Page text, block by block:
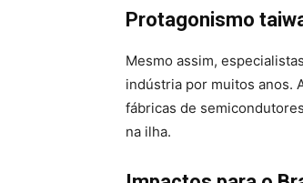
Protagonismo
Mesmo assim,
indústria por muitos anos.
fábricas de
na ilha.